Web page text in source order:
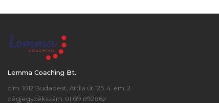
Lemma Coaching Bt.
cím: 1012 Budapest, Attila út 125. 4. em. 2.
cégjegyzékszám: 01 09 892862